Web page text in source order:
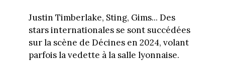
Justin Timberlake, Sting, Gims... Des
stars internationales se sont succédées
sur la scène de Décines en 2024, volant
parfois la vedette à la salle lyonnaise.